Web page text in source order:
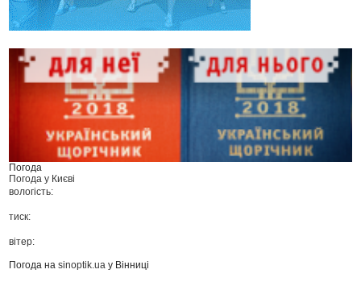
Погода
Погода у Києві
вологість:
тиск:
вітер:
Погода наsinoptik.ua у Вінниці